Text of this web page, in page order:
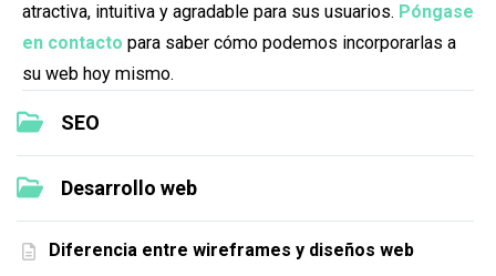
SEO
Desarrollo web
Diferencia entre wireframes y diseños web
atractiva, intuitiva y agradable para sus usuarios. Póngase
en contacto para saber cómo podemos incorporarlas a
su web hoy mismo.